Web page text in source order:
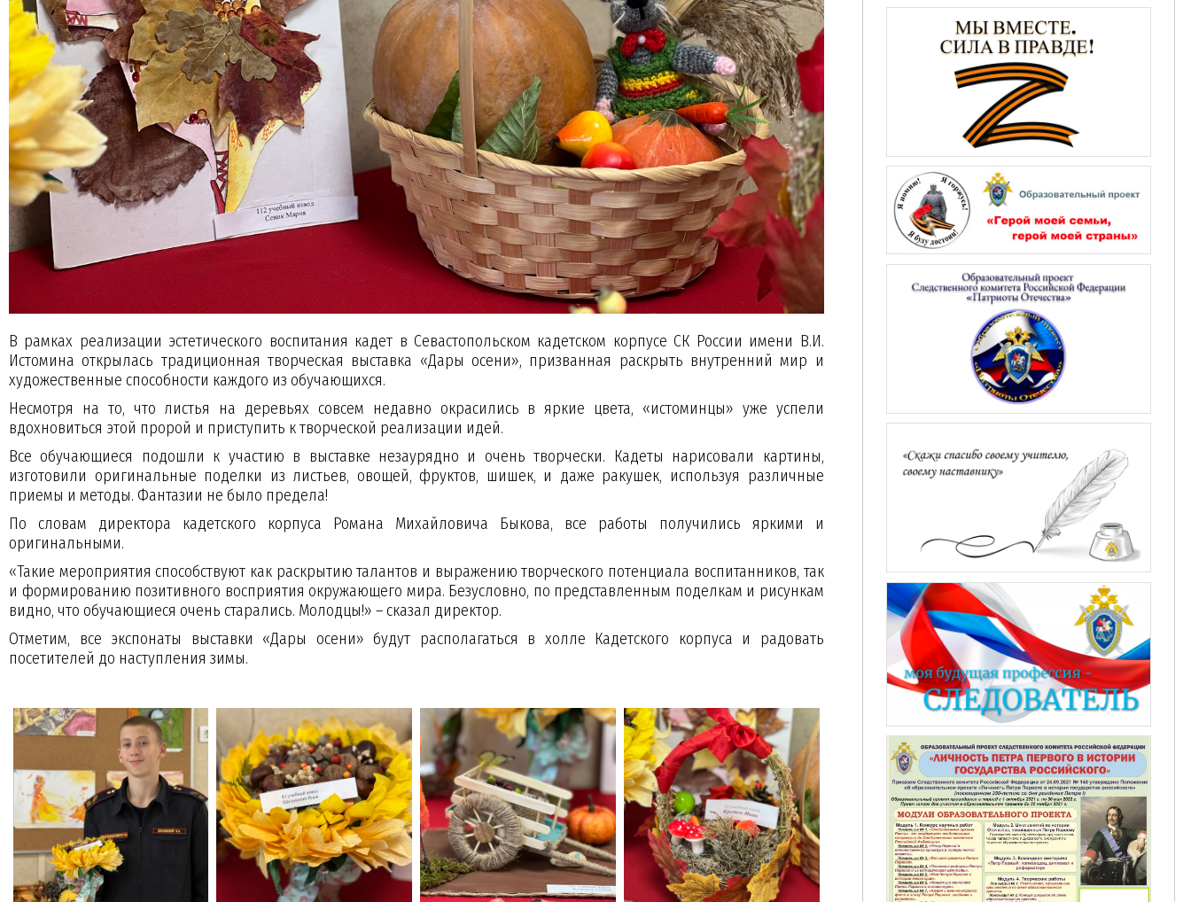
В рамках реализации эстетического воспитания кадет в Севастопольском кадетском корпусе СК России имени В.И.
Истомина открылась традиционная творческая выставка «Дары осени», призванная раскрыть внутренний мир и
художественные способности каждого из обучающихся.
Несмотря на то, что листья на деревьях совсем недавно окрасились в яркие цвета, «истоминцы» уже успели
вдохновиться этой пророй и приступить к творческой реализации идей.
Все обучающиеся подошли к участию в выставке незаурядно и очень творчески. Кадеты нарисовали картины,
изготовили оригинальные поделки из листьев, овощей, фруктов, шишек, и даже ракушек, используя различные
приемы и методы. Фантазии не было предела!
По словам директора кадетского корпуса Романа Михайловича Быкова, все работы получились яркими и
оригинальными.
«Такие мероприятия способствуют как раскрытию талантов и выражению творческого потенциала воспитанников, так
и формированию позитивного восприятия окружающего мира. Безусловно, по представленным поделкам и рисункам
видно, что обучающиеся очень старались. Молодцы!» – сказал директор.
Отметим, все экспонаты выставки «Дары осени» будут располагаться в холле Кадетского корпуса и радовать
посетителей до наступления зимы.